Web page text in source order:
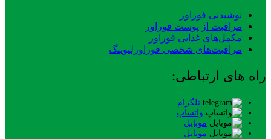
نوشیدنی فوراور
مراقبت از پوست فوراور
مکمل‌های غذایی فوراور
مراقبت‌های شخصی فوراورلیوینگ
راه های ارتباطی:
تلگرام
واتساپ
موبایل
موبایل